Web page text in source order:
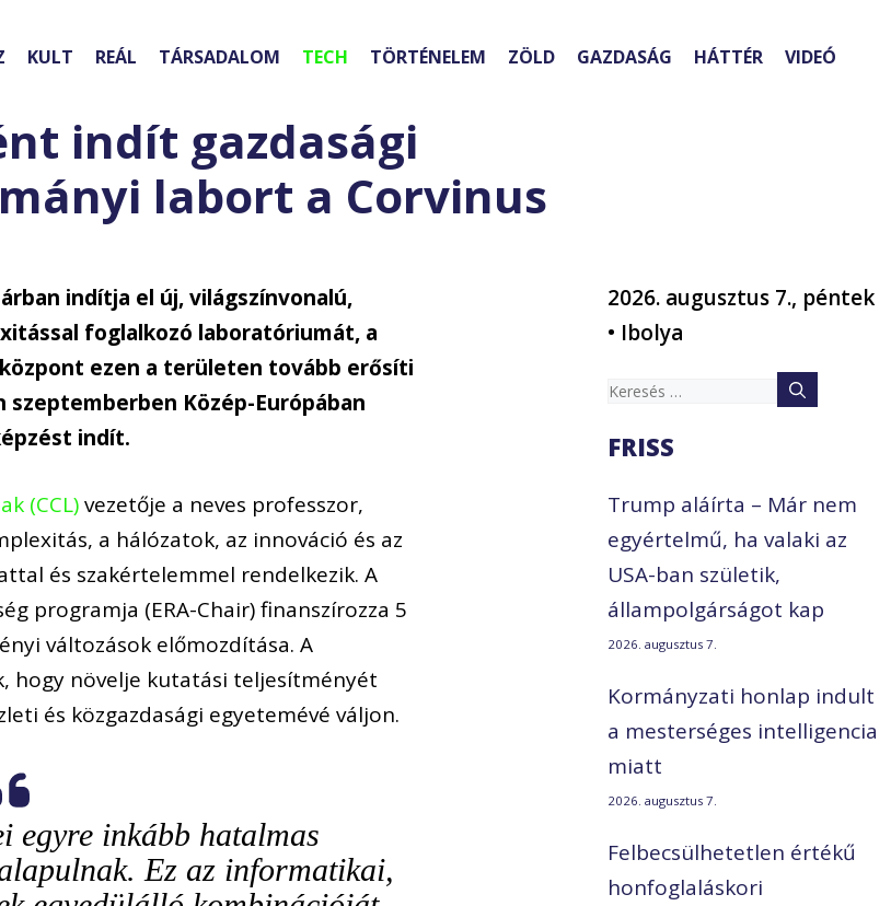
KULT REÁL TÁRSADALOM TECH TÖRTÉNELEM ZÖLD GAZDASÁG HÁTTÉR VIDEÓ
indít gazdasági
labort a Corvinus
indítja el új, világszínvonalú,
foglalkozó laboratóriumát, a
ezen a területen tovább erősíti
Közép-Európában
indít.
(CCL)vezetője a neves professzor,
a hálózatok, az innováció és az
és szakértelemmel rendelkezik. A
programja (ERA-Chair) finanszírozza 5
változások előmozdítása. A
hogy növelje kutatási teljesítményét
és közgazdasági egyetemévé váljon.
egyre inkább hatalmas
Ez az informatikai,
2026. augusztus 7., péntek
• Ibolya
Keresés:
FRISS
Trump aláírta – Már nem
egyértelmű, ha valaki az
USA-ban születik,
állampolgárságot kap
2026. augusztus 7.
Kormányzati honlap indult
a mesterséges intelligencia
miatt
2026. augusztus 7.
Felbecsülhetetlen értékű
honfoglaláskori